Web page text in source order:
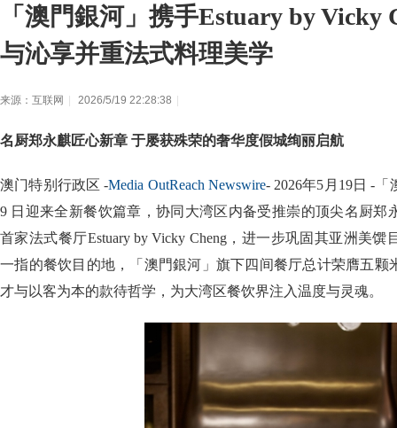
「澳門銀河」携手Estuary by Vicky
与沁享并重法式料理美学
来源：互联网 2026/5/19 22:28:38
名厨郑永麒匠心新章 于屡获殊荣的奢华度假城绚丽启航
澳门特别行政区 -Media OutReach Newswire- 2026年5月19日 -「
9 日迎来全新餐饮篇章，协同大湾区内备受推崇的顶尖名厨郑
首家法式餐厅Estuary by Vicky Cheng，进一步巩固其亚洲美
一指的餐饮目的地，「澳門銀河」旗下四间餐厅总计荣膺五颗
才与以客为本的款待哲学，为大湾区餐饮界注入温度与灵魂。